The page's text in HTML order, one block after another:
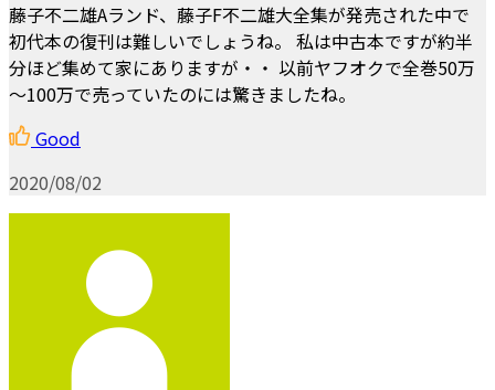
藤子不二雄Aランド、藤子F不二雄大全集が発売された中で
初代本の復刊は難しいでしょうね。 私は中古本ですが約半
分ほど集めて家にありますが・・ 以前ヤフオクで全巻50万
～100万で売っていたのには驚きましたね。
Good
2020/08/02